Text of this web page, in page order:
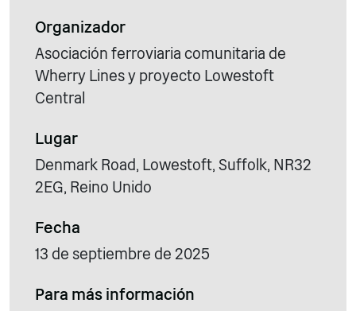
Organizador
Asociación ferroviaria comunitaria de
Wherry Lines y proyecto Lowestoft
Central
Lugar
Denmark Road, Lowestoft, Suffolk, NR32
2EG, Reino Unido
Fecha
13 de septiembre de 2025
Para más información